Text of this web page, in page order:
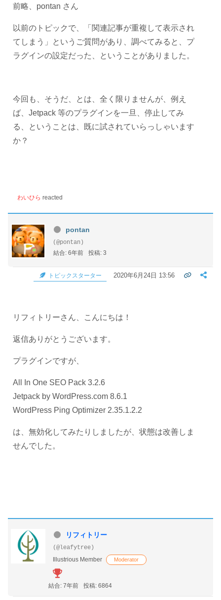
前略、pontan さん
以前のトピックで、「関連記事が重複して表示され
てしまう」というご質問があり、調べてみると、プ
ラグインの設定だった、ということがありました。
今回も、そうだ、とは、全く限りませんが、例え
ば、Jetpack 等のプラグインを一旦、停止してみ
る、ということは、既に試されていらっしゃいます
か？
わいひら reacted
pontan
(@pontan)
結合: 6年前
投稿: 3
トピックスターター 2020年6月24日 13:56
リフィトリーさん、こんにちは！
返信ありがとうございます。
プラグインですが、
All In One SEO Pack 3.2.6
Jetpack by WordPress.com 8.6.1
WordPress Ping Optimizer 2.35.1.2.2
は、無効化してみたりしましたが、状態は改善しま
せんでした。
リフィトリー
(@leafytree)
Illustrious Member
Moderator
結合: 7年前 投稿: 6864